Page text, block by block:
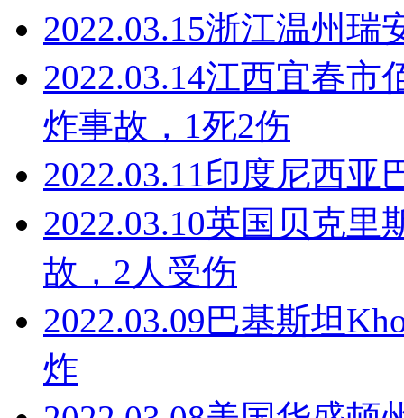
2022.03.15浙江温州瑞
2022.03.14江西宜春市
炸事故，1死2伤
2022.03.11印度尼西亚
2022.03.10英国贝克里
故，2人受伤
2022.03.09巴基斯坦
炸